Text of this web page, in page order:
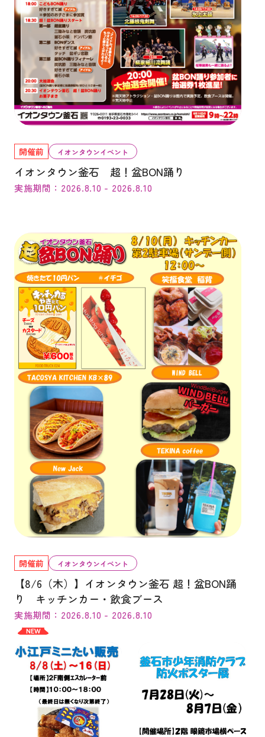
開催前 イオンタウンイベント
イオンタウン釜石 超！盆BON踊り
実施期間：2026.8.10 - 2026.8.10
開催前 イオンタウンイベント
【8/6（木）】イオンタウン釜石 超！盆BON踊
り キッチンカー・飲食ブース
実施期間：2026.8.10 - 2026.8.10
NEW